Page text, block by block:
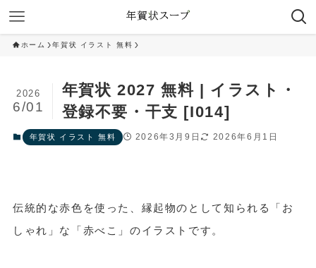
ホーム 年賀状 イラスト 無料
年賀状 2027 無料 | イラスト・
登録不要・干支 [I014]
2026
6/01
年賀状 イラスト 無料 2026年3月9日 2026年6月1日
伝統的な赤色を使った、縁起物のとして知られる「お
しゃれ」な「赤べこ」のイラストです。